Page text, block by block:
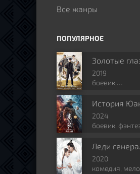
Все жанры
ПОПУЛЯРНОЕ
Золотые
2019
боевик,
романтика,
искусства,
2024
боевик,
исторический
Леди
2020
комедия,